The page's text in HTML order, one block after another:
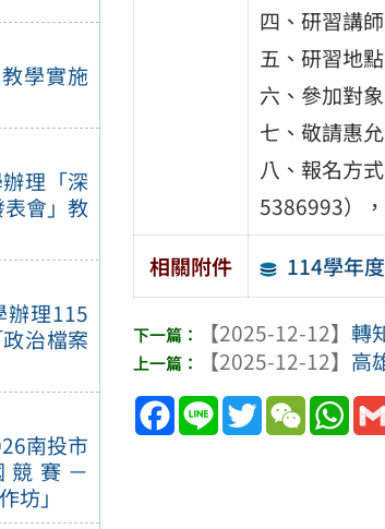
學實施
理「深
會」教
辦理115
治檔案
南投市
賽－
坊」
四、研習講
五、研習地
六、參加對
七、敬請惠
八、報名方
5386993）
相關附件
114學年
【2025-12-12】轉
【2025-12-12】 高
Facebook
Line TwitterWeChat